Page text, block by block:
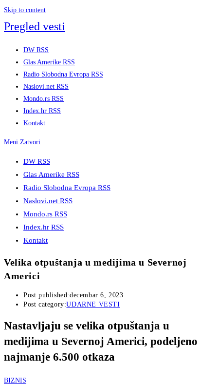
Skip to content
Pregled vesti
DW RSS
Glas Amerike RSS
Radio Slobodna Evropa RSS
Naslovi.net RSS
Mondo.rs RSS
Index.hr RSS
Kontakt
Meni Zatvori
DW RSS
Glas Amerike RSS
Radio Slobodna Evropa RSS
Naslovi.net RSS
Mondo.rs RSS
Index.hr RSS
Kontakt
Velika otpuštanja u medijima u Severnoj
Americi
Post published:decembar 6, 2023
Post category:UDARNE VESTI
Nastavljaju se velika otpuštanja u
medijima u Severnoj Americi, podeljeno
najmanje 6.500 otkaza
BIZNIS